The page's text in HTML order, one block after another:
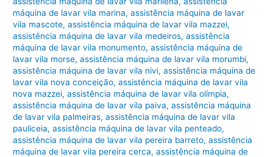
máquina de lavar vila marina,assistência máquina de lavar
vila mascote,assistência máquina de lavar vila mazzei,
assistência máquina de lavar vila medeiros,assistência
máquina de lavar vila monumento,assistência máquina de
lavar vila morse,assistência máquina de lavar vila morumbi,
assistência máquina de lavar vila nivi,assistência máquina de
lavar vila nova conceição,assistência máquina de lavar vila
nova mazzei,assistência máquina de lavar vila olímpia,
assistência máquina de lavar vila paiva,assistência máquina
de lavar vila palmeiras,assistência máquina de lavar vila
pauliceia,assistência máquina de lavar vila penteado,
assistência máquina de lavar vila pereira barreto,assistência
máquina de lavar vila pereira cerca,assistência máquina de